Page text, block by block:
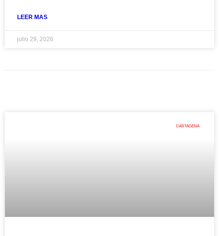
LEER MAS
julio 29, 2026
CARTAGENA